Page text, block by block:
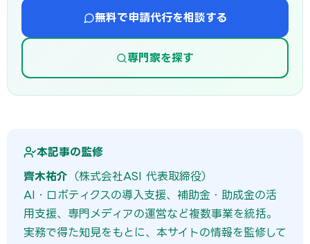
無料で申請代行を相談する
専門家を探す
本記事の監修
齊木祐介 （株式会社ASI 代表取締役）
AI・ロボティクスの導入支援、補助金・助成金の活
用支援、専門メディアの運営など複数事業を統括。
実務で得た知見をもとに、本サイトの情報を監修して